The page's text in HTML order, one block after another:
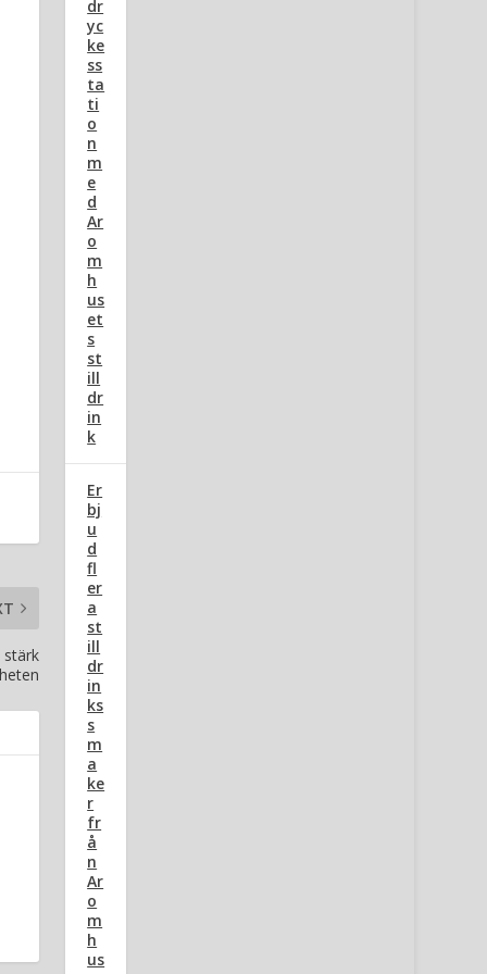
stärk
dr
yc
ke
ss
ta
ti
o
n
m
e
d
Ar
o
m
h
us
et
s
st
ill
dr
in
k
Er
bj
u
d
fl
er
a
st
ill
dr
in
ks
s
m
a
ke
r
fr
å
n
Ar
o
m
h
us